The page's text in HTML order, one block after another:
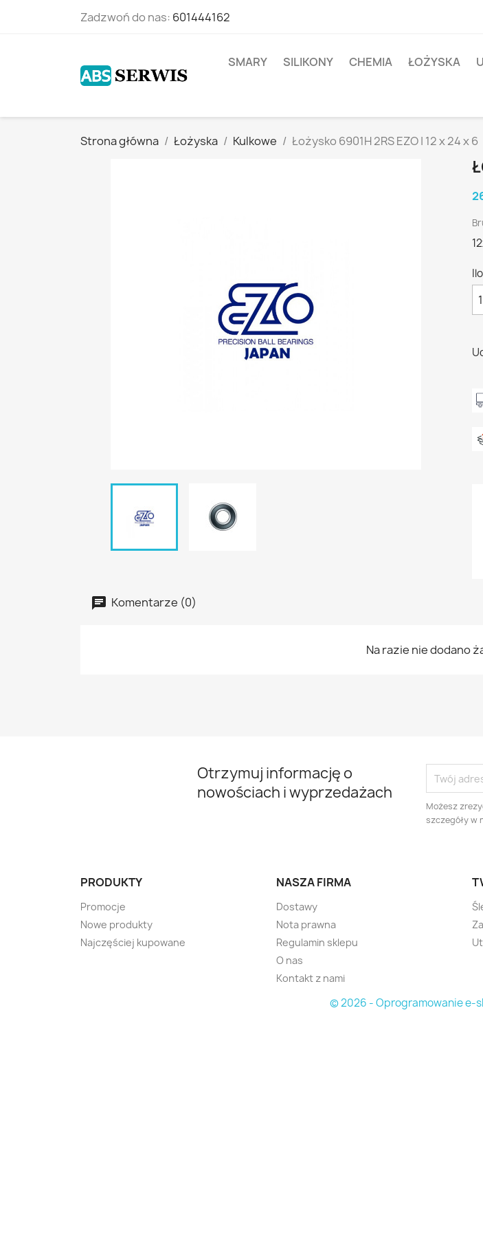
Zadzwoń do nas: 601444162
SMARY SILIKONY CHEMIA ŁOŻYSKA
Strona główna Łożyska Kulkowe Łożysko 6901H 2RS EZO | 12 x 24 x 6
Komentarze (0)
Na razie nie dodano
Otrzymuj informację o
nowościach i wyprzedażach
Możesz
szczegóły w
PRODUKTY
Promocje
Nowe produkty
Najczęściej kupowane
NASZA FIRMA
Dostawy
Nota prawna
Regulamin sklepu
O nas
Kontakt z nami
© 2026 - Oprogramowanie e-